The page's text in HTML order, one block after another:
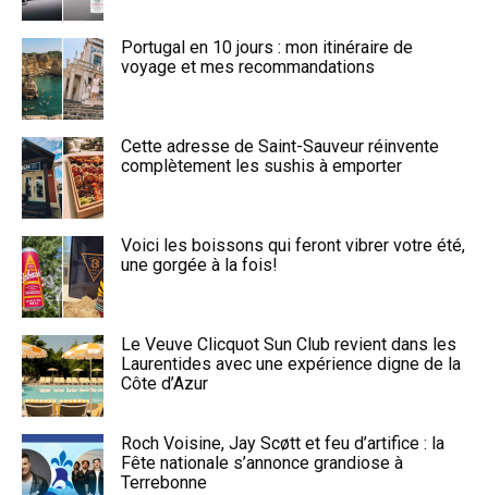
Portugal en 10 jours : mon itinéraire de
voyage et mes recommandations
Cette adresse de Saint-Sauveur réinvente
complètement les sushis à emporter
Voici les boissons qui feront vibrer votre été,
une gorgée à la fois!
Le Veuve Clicquot Sun Club revient dans les
Laurentides avec une expérience digne de la
Côte d’Azur
Roch Voisine, Jay Scøtt et feu d’artifice : la
Fête nationale s’annonce grandiose à
Terrebonne